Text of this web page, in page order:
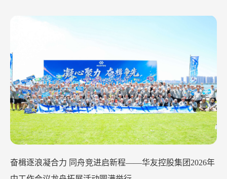
华友钴业2026年中工作会议在苏州召开